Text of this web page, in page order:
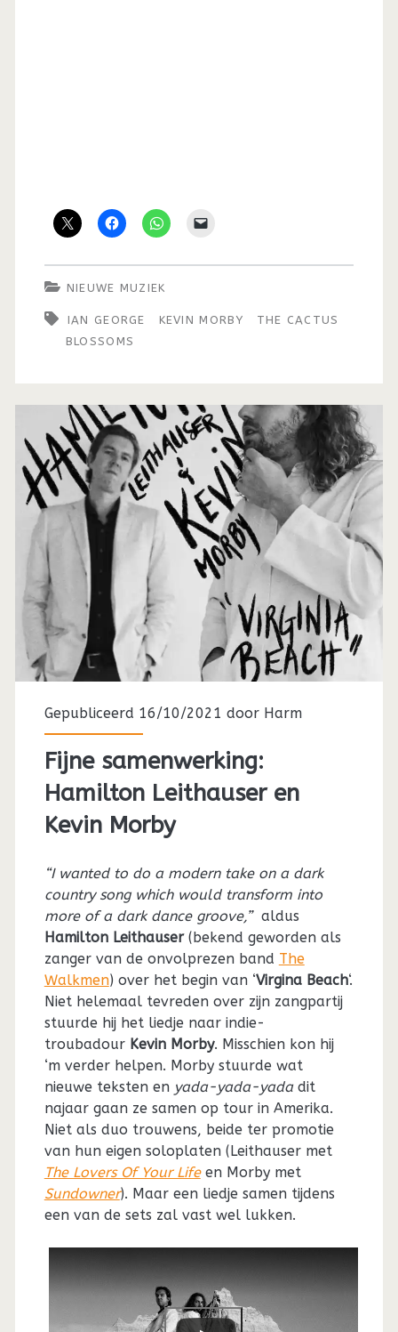
NIEUWE MUZIEK
IAN GEORGE KEVIN MORBY
THE CACTUS
BLOSSOMS
Gepubliceerd 16/10/2021 door Harm
Fijne samenwerking:
Hamilton Leithauser en
Kevin Morby
“I wanted to do a modern take on a dark
country song which would transform into
more of a dark dance groove,”aldus
Hamilton Leithauser(bekend geworden als
zanger van de onvolprezen band The
Walkmen) over het begin van ‘Virgina Beach‘.
Niet helemaal tevreden over zijn zangpartij
stuurde hij het liedje naar indie-
troubadour Kevin Morby. Misschien kon hij
‘m verder helpen. Morby stuurde wat
nieuwe teksten en yada-yada-yadadit
najaar gaan ze samen op tour in Amerika.
Niet als duo trouwens, beide ter promotie
van hun eigen soloplaten (Leithauser met
The Lovers Of Your Lifeen Morby met
Sundowner). Maar een liedje samen tijdens
een van de sets zal vast wel lukken.